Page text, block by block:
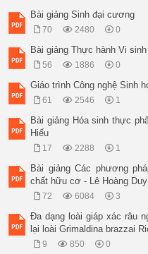
Bài giảng Sinh đại cương
70 2480 0
Bài giảng Thực hành Vi
56 1886 0
Giáo trình Công nghệ Sinh
61 2546 1
Bài giảng Hóa sinh thực
Hiếu
17 2288 1
Bài giảng Các phương
chất hữu cơ - Lê Hoàng Duy
72 6084 3
Đa dạng loài giáp xác râu
lại loài Grimaldina brazzai
9 850 0